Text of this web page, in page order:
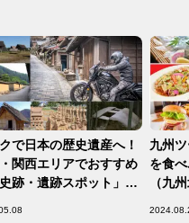
で日本の歴史遺産へ！
関西エリアでおすすめ
跡・遺跡スポット」5
九州
を食
（九